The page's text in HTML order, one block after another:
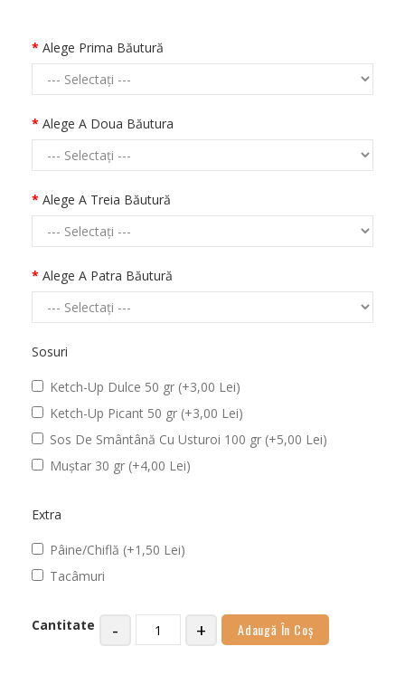
Alege Prima Băutură
Alege A Doua Băutura
Alege A Treia Băutură
Alege A Patra Băutură
Sosuri
Ketch-Up Dulce 50 gr (+3,00 Lei)
Ketch-Up Picant 50 gr (+3,00 Lei)
Sos De Smântână Cu Usturoi 100 gr (+5,00 Lei)
Muștar 30 gr (+4,00 Lei)
Extra
Pâine/Chiflă (+1,50 Lei)
Tacâmuri
Cantitate - + Adaugă În Coş